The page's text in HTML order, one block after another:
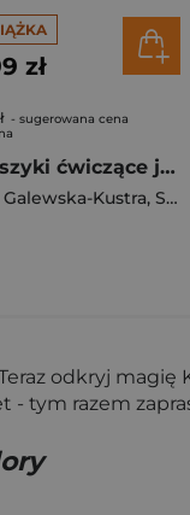
zł
- sugerowana cena
Wierszyki ćwiczące języki, czyli rymowanki logopedyczne dla dzieci
Kustra, Szwajkowska Elżbieta
odkryj
- tym razem